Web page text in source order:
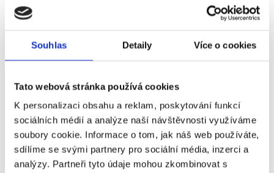
Souhlas Detaily Více o cookies
Tato webová stránka používá cookies
K personalizaci obsahu a reklam, poskytování funkcí
sociálních médií a analýze naší návštěvnosti využíváme
soubory cookie. Informace o tom, jak náš web používáte,
sdílíme se svými partnery pro sociální média, inzerci a
analýzy. Partneři tyto údaje mohou zkombinovat s
personalisty těchto firem. Budou si Vás
později pamatovat. Dokonce jim můžete
máte o pracovní pozici zájem. Svůj profil
navíc můžete označit jako otevřený k
pracovním příležitostem:
https://www.linkedin.com/help/linkedin/ans
wer/a507508